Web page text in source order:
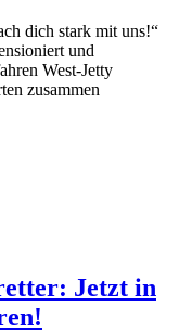
dich stark mit uns!“
und
West-Jetty
zusammen
Jetzt in